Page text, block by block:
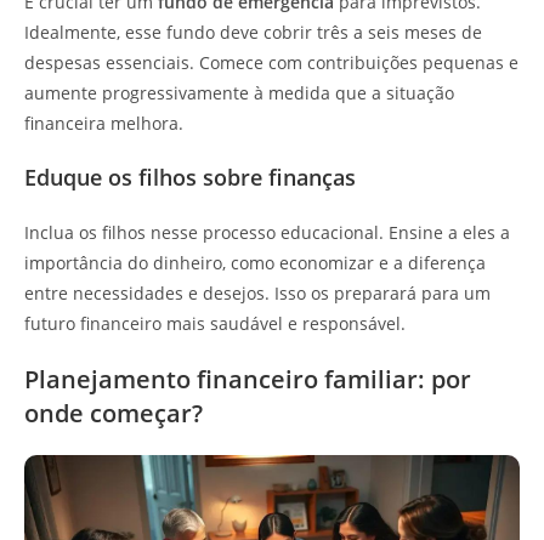
Idealmente, esse fundo deve cobrir três a seis meses de
despesas essenciais. Comece com contribuições pequenas e
aumente progressivamente à medida que a situação
financeira melhora.
Eduque os filhos sobre finanças
Inclua os filhos nesse processo educacional. Ensine a eles a
importância do dinheiro, como economizar e a diferença
entre necessidades e desejos. Isso os preparará para um
futuro financeiro mais saudável e responsável.
Planejamento financeiro familiar: por
onde começar?